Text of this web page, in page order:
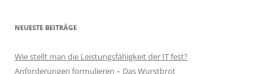
NEUESTE BEITRÄGE
Wie stellt man die Leistungsfähigkeit der IT fest?
Anforderungen formulieren – Das Wurstbrot